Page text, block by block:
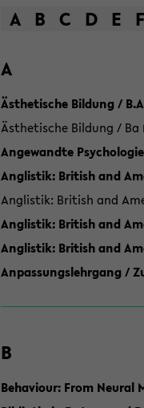
A B C D E F
A
Ästhetische Bildung /
Ästhetische Bildung / Ba
Angewandte
Anglistik: British and
Anglistik: British and
Anglistik: British and
Anglistik: British and
Anpassungslehrgang /
B
Behaviour: From Neural